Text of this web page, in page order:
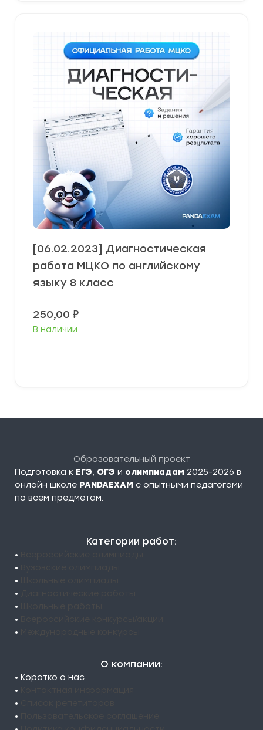
[06.02.2023] Диагностическая
работа МЦКО по английскому
языку 8 класс
250,00 ₽
В наличии
Образовательный проект
Подготовка к ЕГЭ, ОГЭ и олимпиадам 2025-2026 в
онлайн школе PANDAEXAM c опытными педагогами
по всем предметам.
Категории работ:
•
•
•
•
•
•
•
О компании:
• Коротко о нас
•
•
•